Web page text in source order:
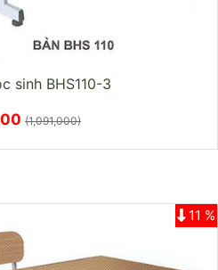
sinh BHS110-3
(1,091,000)
11 %